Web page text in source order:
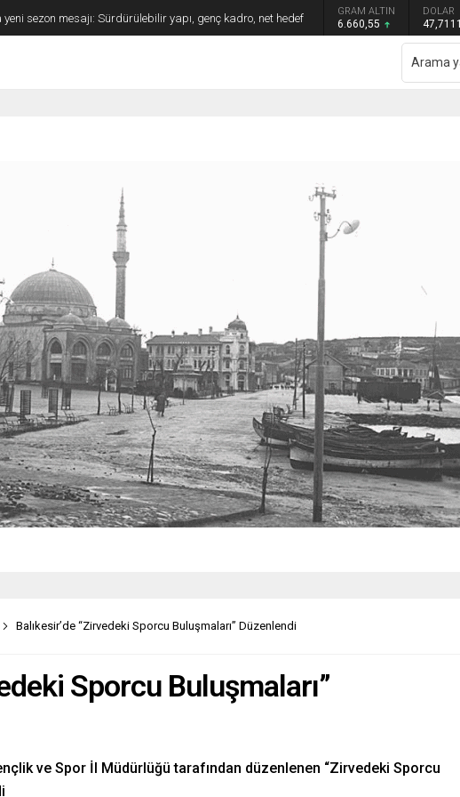
İlk Maçta Karşılaşıyor. Saat Kaçta? GRAM ALTIN
6.660,55
DOLAR
47,7111
EURO
55,1881
Balıkesir’de “Zirvedeki Sporcu Buluşmaları” Düzenlendi
Sporcu Buluşmaları”
ve Spor İl Müdürlüğü tarafından düzenlenen “Zirvedeki Sporcu